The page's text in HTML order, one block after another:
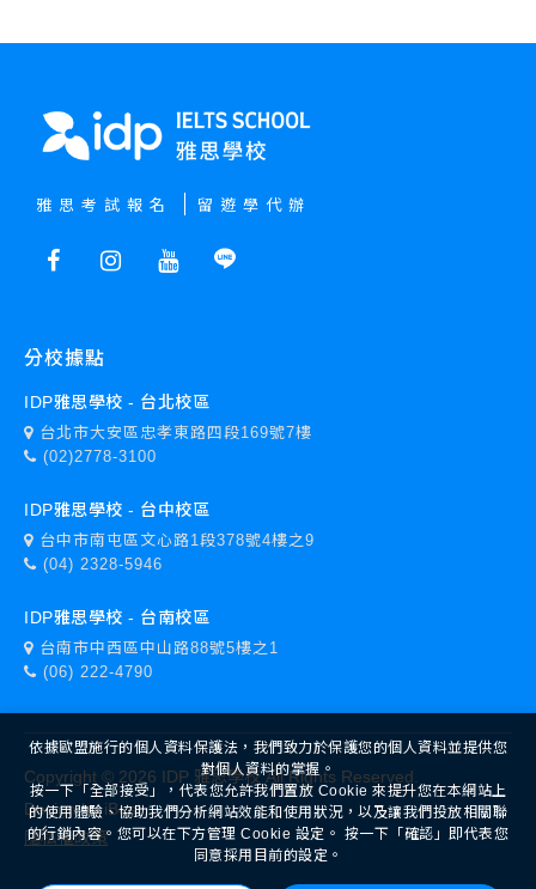
雅思考試報名 留遊學代辦
分校據點
IDP雅思學校 - 台北校區
台北市大安區忠孝東路四段169號7樓
(02)2778-3100
IDP雅思學校 - 台中校區
台中市南屯區文心路1段378號4樓之9
(04) 2328-5946
IDP雅思學校 - 台南校區
台南市中西區中山路88號5樓之1
(06) 222-4790
Copyright © 2026 IDP 雅思學校 All Rights Reserved.
Design by iBest
隱私權政策
依據歐盟施行的個人資料保護法，我們致力於保護您的個人資料並提供您
對個人資料的掌握。
按一下「全部接受」，代表您允許我們置放 Cookie 來提升您在本網站上
的使用體驗、協助我們分析網站效能和使用狀況，以及讓我們投放相關聯
的行銷內容。您可以在下方管理 Cookie 設定。 按一下「確認」即代表您
同意採用目前的設定。